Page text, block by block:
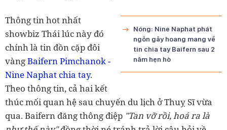
Nóng: Nine Naphat phát
ngôn gây hoang mang về
tin chia tay Baifern sau 2
năm hẹn hò
Thông tin hot nhất
showbiz Thái lúc này đó
chính là tin đồn cặp đôi
vàngBaifern Pimchanok -
Nine Naphat chia tay.
Theo thông tin, cả hai kết
thúc mối quan hệ sau chuyến du lịch ở Thuỵ Sĩ vừa
qua. Baifern đăng thông điệp "Tan vỡ rồi, hoá ra là